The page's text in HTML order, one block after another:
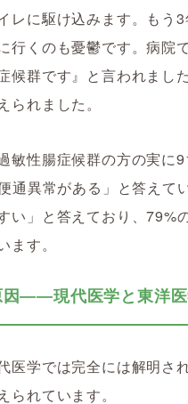
に駆け込みます。もう3
行くのも憂鬱です。病院
候群です』と言われまし
れました。
敏性腸症候群の方の実に
通異常がある」と答えて
い」と答えており、79%
す。
因――現代医学と東洋
医学では完全には解明さ
れています。